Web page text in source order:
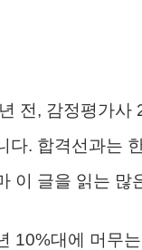
전, 감정평가사
다. 합격선과는
이 글을 읽는 많
10%대에 머무